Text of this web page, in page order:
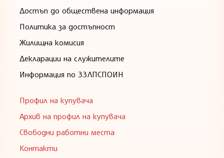
Достъп до обществена информация
Политика за достъпност
Жилищна комисия
Декларации на служителите
Информация по ЗЗЛПСПОИН
Профил на купувача
Архив на профил на купувача
Свободни работни места
Контакти